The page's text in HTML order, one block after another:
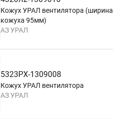
Кожух УРАЛ вентилятора (ширина
кожуха 95мм)
АЗ УРАЛ
5323РХ-1309008
Кожух УРАЛ вентилятора
АЗ УРАЛ